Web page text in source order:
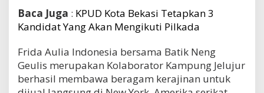
Baca Juga : KPUD Kota Bekasi Tetapkan 3
Kandidat Yang Akan Mengikuti Pilkada
Frida Aulia Indonesia bersama Batik Neng
Geulis merupakan Kolaborator Kampung Jelujur
berhasil membawa beragam kerajinan untuk